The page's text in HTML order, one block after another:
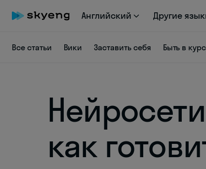
Английский Другие
Все статьи Вики Заставить себя Быть в
как